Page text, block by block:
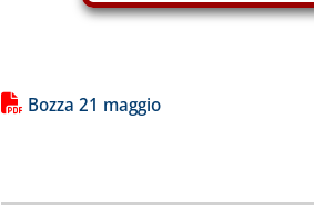
Lista allegati PDF alla notizia
Bozza 21 maggio